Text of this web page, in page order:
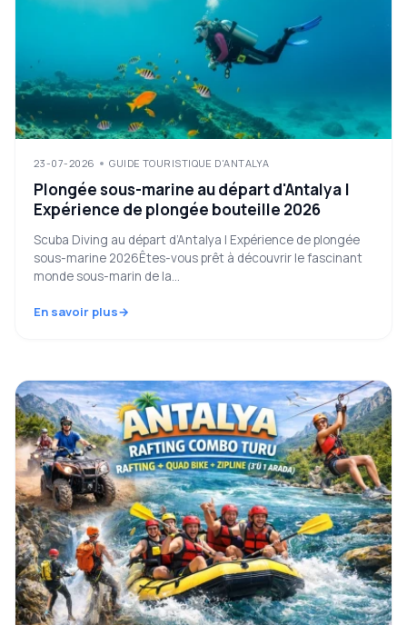
23-07-2026 GUIDE TOURISTIQUE D'ANTALYA
Plongée sous-marine au départ d'Antalya |
Expérience de plongée bouteille 2026
Scuba Diving au départ d’Antalya | Expérience de plongée
sous-marine 2026Êtes-vous prêt à découvrir le fascinant
monde sous-marin de la...
En savoir plus